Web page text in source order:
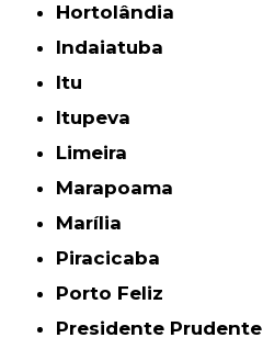
Hortolândia
Indaiatuba
Itu
Itupeva
Limeira
Marapoama
Marília
Piracicaba
Porto Feliz
Presidente Prudente